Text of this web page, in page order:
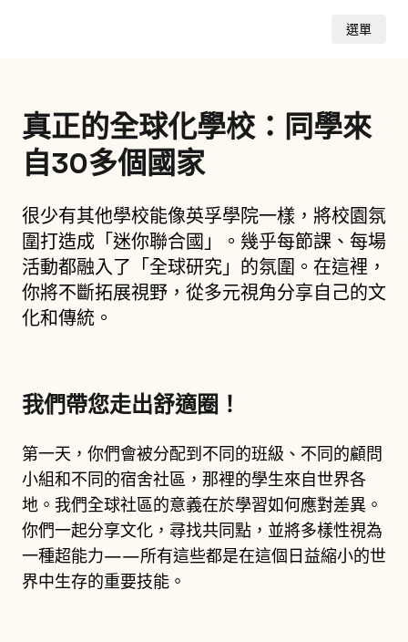
選單
真正的全球化學校：同學來
自30多個國家
很少有其他學校能像英孚學院一樣，將校園氛
圍打造成「迷你聯合國」。幾乎每節課、每場
活動都融入了「全球研究」的氛圍。在這裡，
你將不斷拓展視野，從多元視角分享自己的文
化和傳統。
我們帶您走出舒適圈！
第一天，你們會被分配到不同的班級、不同的顧問
小組和不同的宿舍社區，那裡的學生來自世界各
地。我們全球社區的意義在於學習如何應對差異。
你們一起分享文化，尋找共同點，並將多樣性視為
一種超能力——所有這些都是在這個日益縮小的世
界中生存的重要技能。